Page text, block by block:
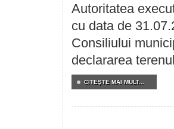
Autoritatea
cu data de
Consiliului
declararea
CITEŞTE MAI MULT...